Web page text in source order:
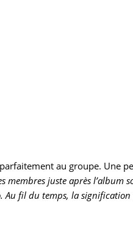
au groupe. Une
juste après l’album
Au fil du temps, la